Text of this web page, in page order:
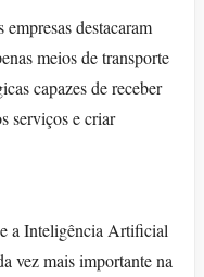
destacaram
meios de transporte
capazes de receber
serviços e criar
a Inteligência Artificial
vez mais importante na